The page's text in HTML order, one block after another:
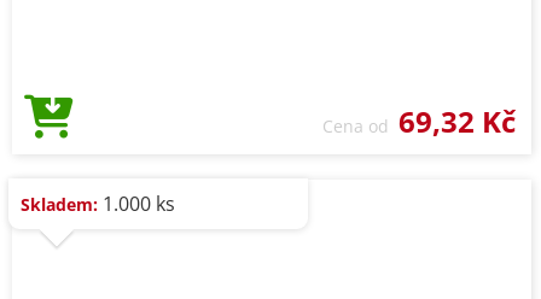
Cena od 69,32 Kč
Skladem: 1.000 ks